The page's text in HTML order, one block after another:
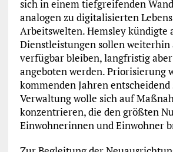
sich in einem tiefgreifenden
analogen zu digitalisierten
Arbeitswelten. Hemsley kündigte
Dienstleistungen sollen weiterhin
verfügbar bleiben, langfristig
angeboten werden. Priorisierung
kommenden Jahren entscheidend
Verwaltung wolle sich auf
konzentrieren, die den größten
Einwohnerinnen und Einwohner